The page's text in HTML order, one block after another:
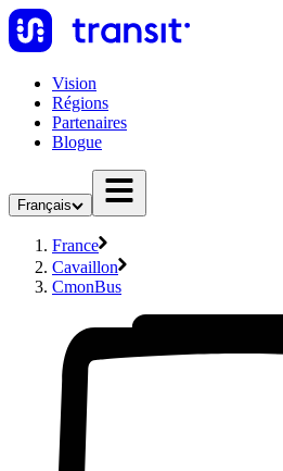
Vision
Régions
Partenaires
Blogue
Français
France
Cavaillon
CmonBus